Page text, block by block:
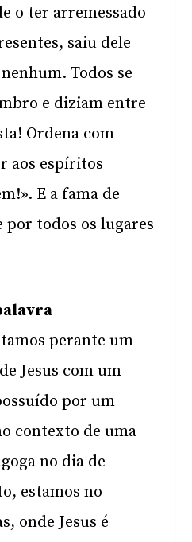
o ter arremessado
saiu dele
Todos se
e diziam entre
Ordena com
aos espíritos
E a fama de
por todos os lugares
perante um
Jesus com um
por um
contexto de uma
no dia de
estamos no
onde Jesus é